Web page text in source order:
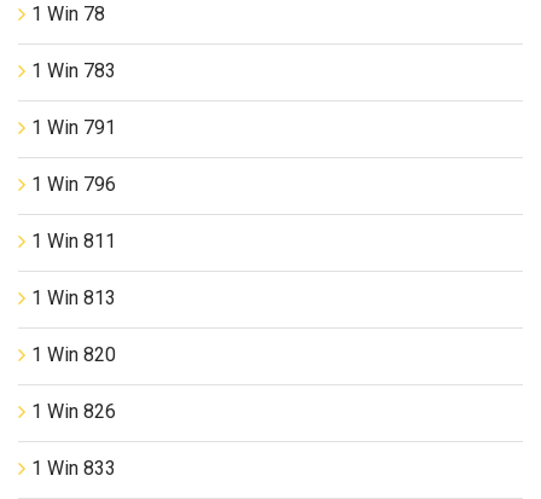
1 Win 78
1 Win 783
1 Win 791
1 Win 796
1 Win 811
1 Win 813
1 Win 820
1 Win 826
1 Win 833